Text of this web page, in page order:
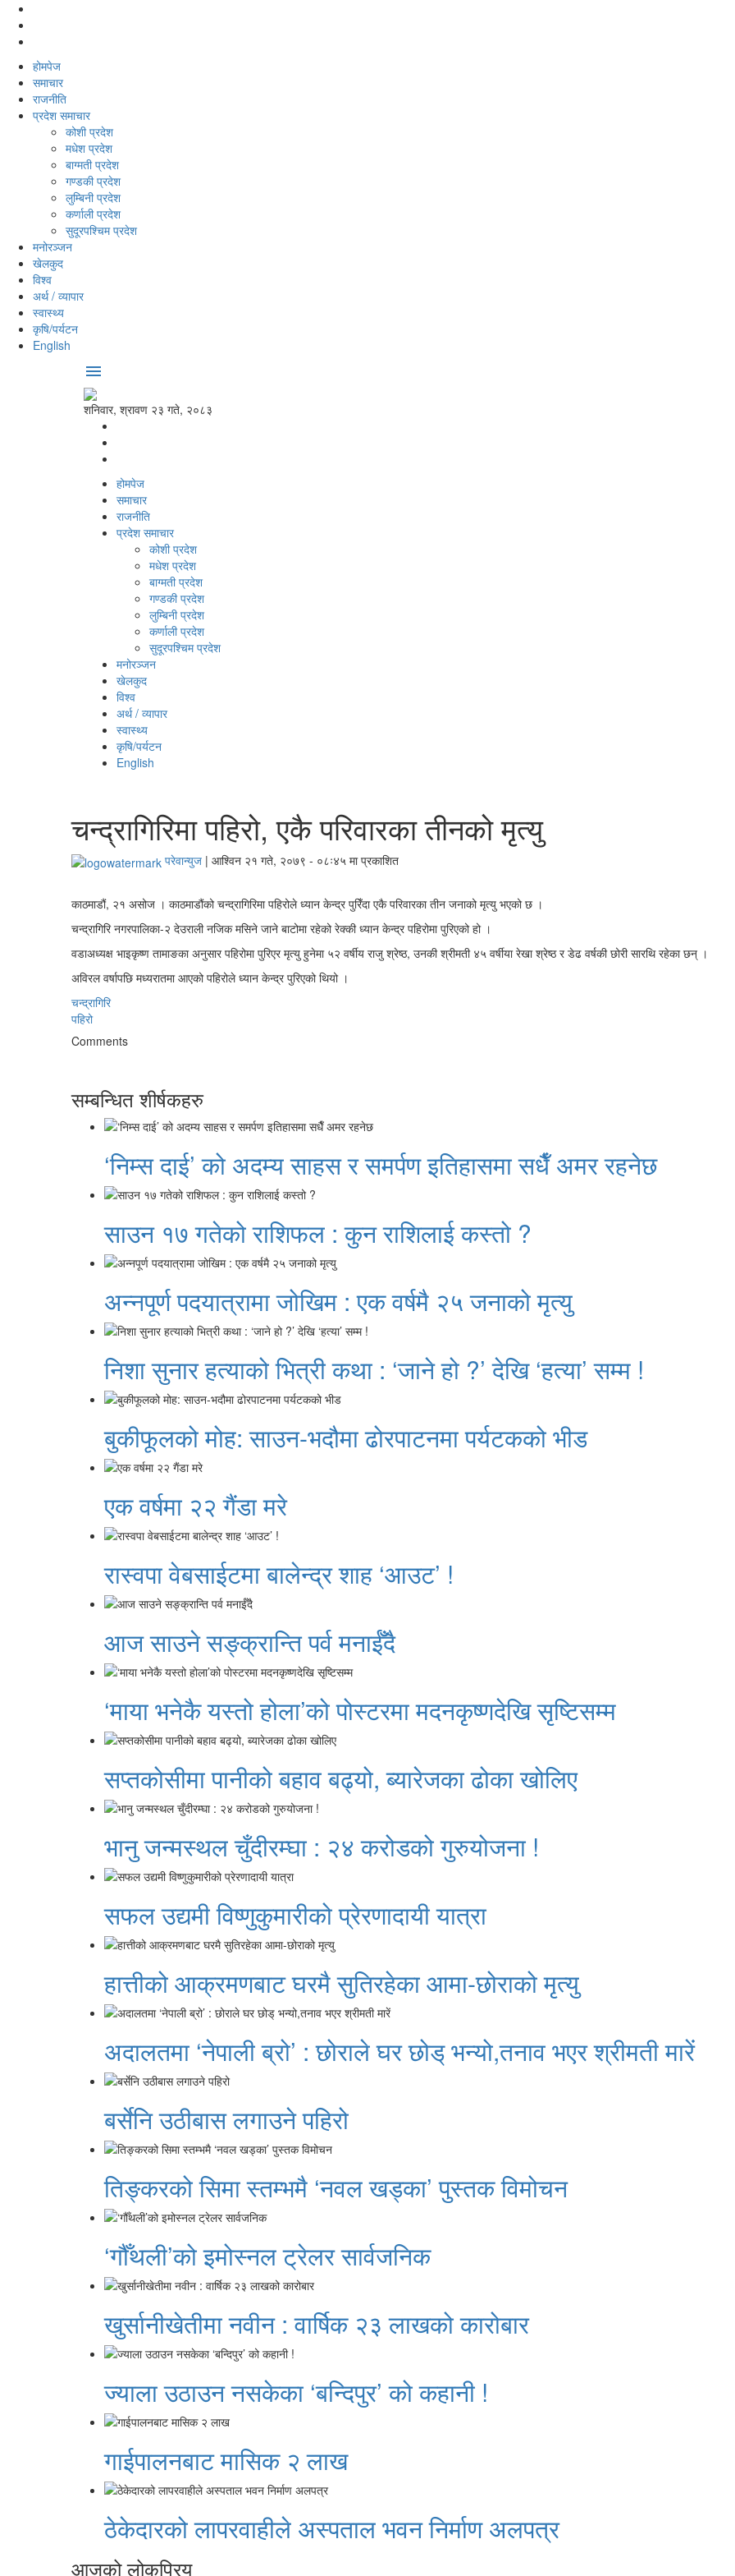
होमपेज
समाचार
राजनीति
प्रदेश समाचार
कोशी प्रदेश
मधेश प्रदेश
बाग्मती प्रदेश
गण्डकी प्रदेश
लुम्बिनी प्रदेश
कर्णाली प्रदेश
सुदूरपश्‍चिम प्रदेश
मनोरञ्‍जन
खेलकुद
विश्‍व
अर्थ / व्यापार
स्वास्थ्य
कृषि/पर्यटन
English
menu
शनिवार, श्रावण २३ गते, २०८३
होमपेज
समाचार
राजनीति
प्रदेश समाचार
कोशी प्रदेश
मधेश प्रदेश
बाग्मती प्रदेश
गण्डकी प्रदेश
लुम्बिनी प्रदेश
कर्णाली प्रदेश
सुदूरपश्‍चिम प्रदेश
मनोरञ्‍जन
खेलकुद
विश्‍व
अर्थ / व्यापार
स्वास्थ्य
कृषि/पर्यटन
English
चन्द्रागिरिमा पहिरो, एकै परिवारका तीनको मृत्यु
परेवान्युज | आश्विन २१ गते, २०७९ - ०८ः४५ मा प्रकाशित
काठमाडौं, २१ असोज । काठमाडौंको चन्द्रागिरिमा पहिरोले ध्यान केन्द्र पुरिँदा एकै परिवारका तीन जनाको मृत्यु भएको छ ।
चन्द्रागिरि नगरपालिका-२ देउराली नजिक मसिने जाने बाटोमा रहेको रेक्की ध्यान केन्द्र पहिरोमा पुरिएको हो ।
वडाअध्यक्ष भाइकृष्ण तामाङका अनुसार पहिरोमा पुरिएर मृत्यु हुनेमा ५२ वर्षीय राजु श्रेष्ठ, उनकी श्रीमती ४५ वर्षीया रेखा श्रेष्ठ र डेढ वर्षकी छोरी सारथि रहेका छन् ।
अविरल वर्षापछि मध्यरातमा आएको पहिरोले ध्यान केन्द्र पुरिएको थियो ।
चन्द्रागिरि
पहिरो
Comments
सम्बन्धित शीर्षकहरु
‘निम्स दाई’ को अदम्य साहस र समर्पण इतिहासमा सधैँ अमर रहनेछ
साउन १७ गतेको राशिफल : कुन राशिलाई कस्तो ?
अन्नपूर्ण पदयात्रामा जोखिम : एक वर्षमै २५ जनाको मृत्यु
निशा सुनार हत्याको भित्री कथा : ‘जाने हो ?’ देखि ‘हत्या’ सम्म !
बुकीफूलको मोह: साउन-भदौमा ढोरपाटनमा पर्यटकको भीड
एक वर्षमा २२ गैंडा मरे
रास्वपा वेबसाईटमा बालेन्द्र शाह ‘आउट’ !
आज साउने सङ्क्रान्ति पर्व मनाईँदै
‘माया भनेकै यस्तो होला’को पोस्टरमा मदनकृष्णदेखि सृष्टिसम्म
सप्तकोसीमा पानीको बहाव बढ्यो, ब्यारेजका ढोका खोलिए
भानु जन्मस्थल चुँदीरम्घा : २४ करोडको गुरुयोजना !
सफल उद्यमी विष्णुकुमारीको प्रेरणादायी यात्रा
हात्तीको आक्रमणबाट घरमै सुतिरहेका आमा-छोराको मृत्यु
अदालतमा ‘नेपाली ब्रो’ : छोराले घर छोड् भन्यो,तनाव भएर श्रीमती मारें
बर्सेनि उठीबास लगाउने पहिरो
तिङ्करको सिमा स्तम्भमै ‘नवल खड्का’ पुस्तक विमोचन
‘गौँथली’को इमोस्नल ट्रेलर सार्वजनिक
खुर्सानीखेतीमा नवीन : वार्षिक २३ लाखको कारोबार
ज्याला उठाउन नसकेका ‘बन्दिपुर’ को कहानी !
गाईपालनबाट मासिक २ लाख
ठेकेदारको लापरवाहीले अस्पताल भवन निर्माण अलपत्र
आजको लोकप्रिय